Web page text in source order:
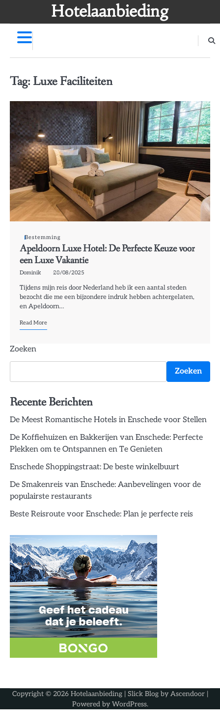
Hotelaanbieding
Tag: Luxe Faciliteiten
Bestemming
Apeldoorn Luxe Hotel: De Perfecte Keuze voor
een Luxe Vakantie
Dominik 28/08/2025
Tijdens mijn reis door Nederland heb ik een aantal steden
bezocht die me een bijzondere indruk hebben achtergelaten,
en Apeldoorn…
Read More
Zoeken
Zoeken
Recente Berichten
De Meest Romantische Hotels in Enschede voor Stellen
De Koffiehuizen en Bakkerijen van Enschede: Perfecte
Plekken om te Ontspannen en Te Genieten
Enschede Shoppingstraat: De beste winkelbuurt
De Smakenreis van Enschede: Aanbevelingen voor de
populairste restaurants
Beste Reisroute voor Enschede: Plan je perfecte reis
Copyright © 2026 Hotelaanbieding| Slick Blog by Ascendoor|
Powered by WordPress.